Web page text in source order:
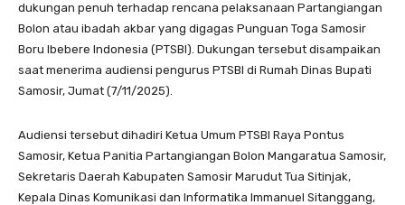
dukungan penuh terhadap rencana pelaksanaan Partangiangan
Bolon atau ibadah akbar yang digagas Punguan Toga Samosir
Boru Ibebere Indonesia (PTSBI). Dukungan tersebut disampaikan
saat menerima audiensi pengurus PTSBI di Rumah Dinas Bupati
Samosir, Jumat (7/11/2025).
Audiensi tersebut dihadiri Ketua Umum PTSBI Raya Pontus
Samosir, Ketua Panitia Partangiangan Bolon Mangaratua Samosir,
Sekretaris Daerah Kabupaten Samosir Marudut Tua Sitinjak,
Kepala Dinas Komunikasi dan Informatika Immanuel Sitanggang,